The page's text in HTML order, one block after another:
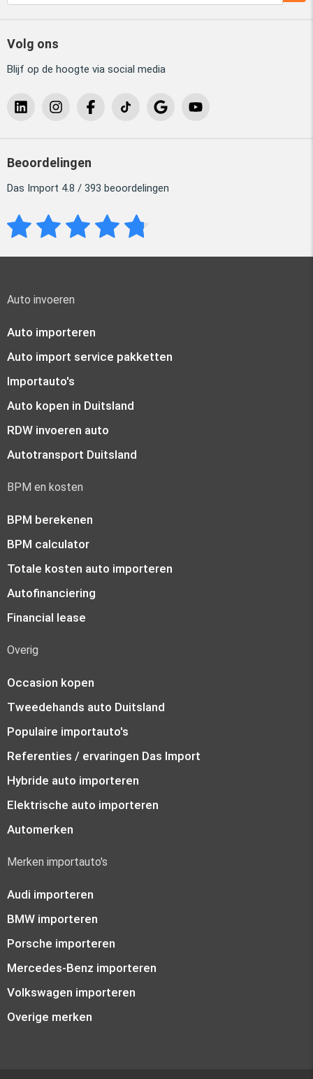
Volg ons
Blijf op de hoogte via social media
Beoordelingen
Das Import 4.8 / 393 beoordelingen
Auto invoeren
Auto importeren
Auto import service pakketten
Importauto's
Auto kopen in Duitsland
RDW invoeren auto
Autotransport Duitsland
BPM en kosten
BPM berekenen
BPM calculator
Totale kosten auto importeren
Autofinanciering
Financial lease
Overig
Occasion kopen
Tweedehands auto Duitsland
Populaire importauto's
Referenties / ervaringen Das Import
Hybride auto importeren
Elektrische auto importeren
Automerken
Merken importauto's
Audi importeren
BMW importeren
Porsche importeren
Mercedes-Benz importeren
Volkswagen importeren
Overige merken